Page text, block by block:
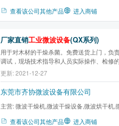
查看该公司其他产品 进入商铺
厂家直销工业微波设备(QX系列)
用于对木材的干燥杀菌。免费送货上门，负
调试，现场技术指导和人员实际操作、检修
年和终身技术服务。
更新: 2021-12-27
东莞市齐协微波设备有限公司
主营:微波干燥机,微波干燥设备,微波烘干机,
查看该公司其他产品 进入商铺